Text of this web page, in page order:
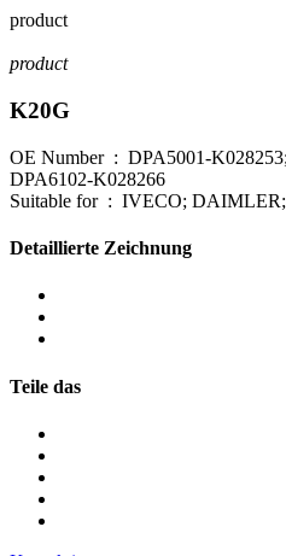
product
product
K20G
OE Number : DPA5001-
DPA6102-K028266
Suitable for : IVECO;
Detaillierte Zeichnung
Teile das